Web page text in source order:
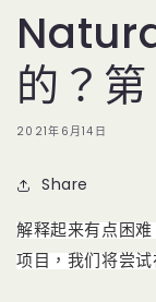
的？
2021年6月14日
Share
解释起来有点困
项目，我们将尝